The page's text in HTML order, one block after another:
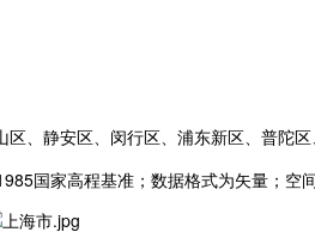
、静安区、闵行区、浦东新区、普陀区
国家高程基准；数据格式为矢量；空